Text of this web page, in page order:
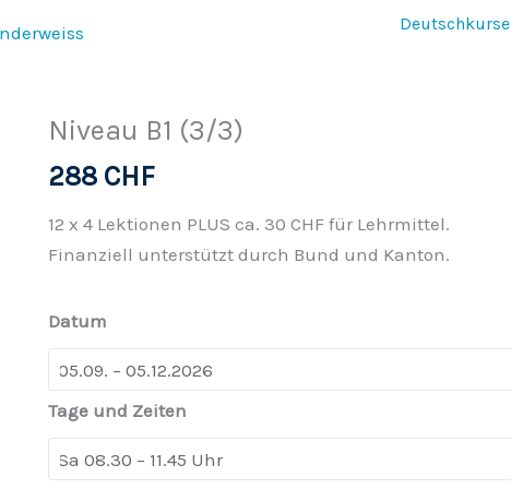
Deutschkurse
Niveau B1 (3/3)
288 CHF
12 x 4 Lektionen PLUS ca. 30 CHF für Lehrmittel.
Finanziell unterstützt durch Bund und Kanton.
Datum
Tage und Zeiten